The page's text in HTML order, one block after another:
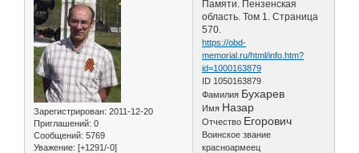
Зарегистрирован: 2011-12-20
Приглашений: 0
Сообщений: 5769
Уважение: [+1291/-0]
Памяти. Пензенская
область. Том 1. Страница
570.
https://obd-
memorial.ru/html/info.htm?
id=1000163879
ID 1050163879
Фамилия Бухарев
Имя Назар
Отчество Егорович
Воинское звание
красноармеец